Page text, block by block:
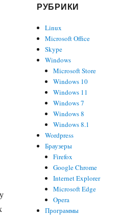
РУБРИКИ
Linux
Microsoft Office
Skype
Windows
Microsoft Store
Windows 10
Windows 11
Windows 7
Windows 8
Windows 8.1
Wordpress
Браузеры
Firefox
Google Chrome
Internet Explorer
Microsoft Edge
Opera
Программы